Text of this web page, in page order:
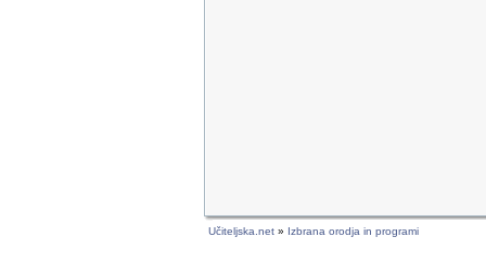
Učiteljska.net » Izbrana orodja in programi